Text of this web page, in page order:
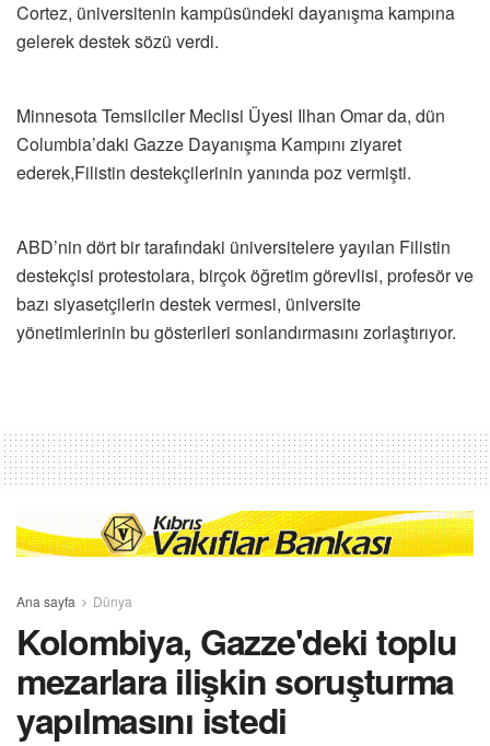
Cortez, üniversitenin kampüsündeki dayanışma kampına
gelerek destek sözü verdi.
Minnesota Temsilciler Meclisi Üyesi Ilhan Omar da, dün
Columbia’daki Gazze Dayanışma Kampını ziyaret
ederek,Filistin destekçilerinin yanında poz vermişti.
ABD’nin dört bir tarafındaki üniversitelere yayılan Filistin
destekçisi protestolara, birçok öğretim görevlisi, profesör ve
bazı siyasetçilerin destek vermesi, üniversite
yönetimlerinin bu gösterileri sonlandırmasını zorlaştırıyor.
Ana sayfa Dünya
Kolombiya, Gazze'deki toplu
mezarlara ilişkin soruşturma
yapılmasını istedi